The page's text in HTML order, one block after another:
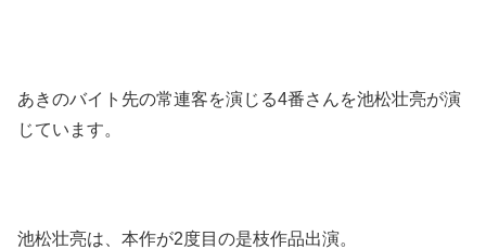
あきのバイト先の常連客を演じる4番さんを池松壮亮が演
じています。
池松壮亮は、本作が2度目の是枝作品出演。